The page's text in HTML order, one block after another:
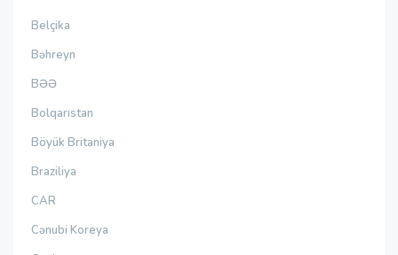
Belçika
Bəhreyn
BƏƏ
Bolqarıstan
Böyük Britaniya
Braziliya
CAR
Cənubi Koreya